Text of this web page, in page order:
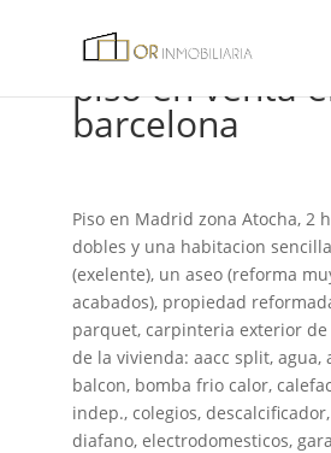
piso en venta
barcelona
Piso en Madrid zona Atocha, 2
dobles y una habitacion
(exelente), un aseo (reforma
acabados), propiedad
parquet, carpinteria exterior
de la vivienda: aacc split, agua,
balcon, bomba frio calor,
indep., colegios,
diafano, electrodomesticos,